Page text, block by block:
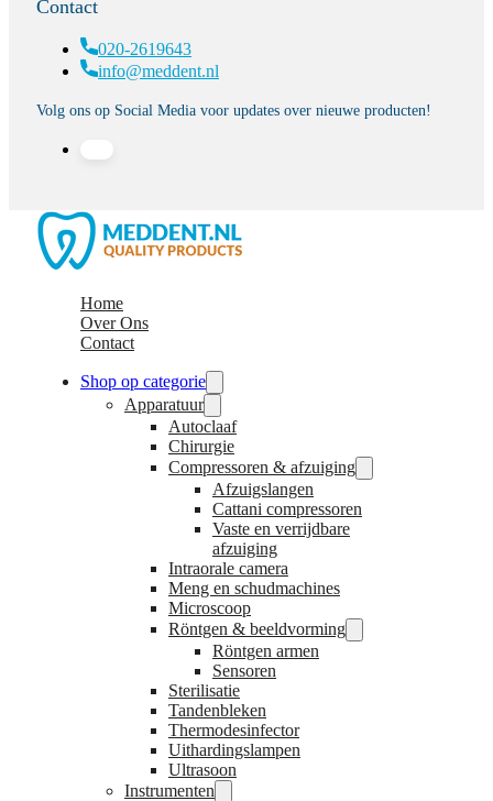
Contact
020-2619643
info@meddent.nl
Volg ons op Social Media voor updates over nieuwe producten!
Home
Over Ons
Contact
Shop op categorie
Apparatuur
Autoclaaf
Chirurgie
Compressoren & afzuiging
Afzuigslangen
Cattani compressoren
Vaste en verrijdbare
afzuiging
Intraorale camera
Meng en schudmachines
Microscoop
Röntgen & beeldvorming
Röntgen armen
Sensoren
Sterilisatie
Tandenbleken
Thermodesinfector
Uithardingslampen
Ultrasoon
Instrumenten